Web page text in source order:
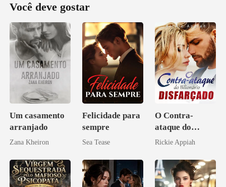
Você deve gostar
Um casamento
arranjado
Zana Kheiron
Felicidade para
sempre
Sea Tease
O Contra-
ataque do
Bilionário
Rickie Appiah